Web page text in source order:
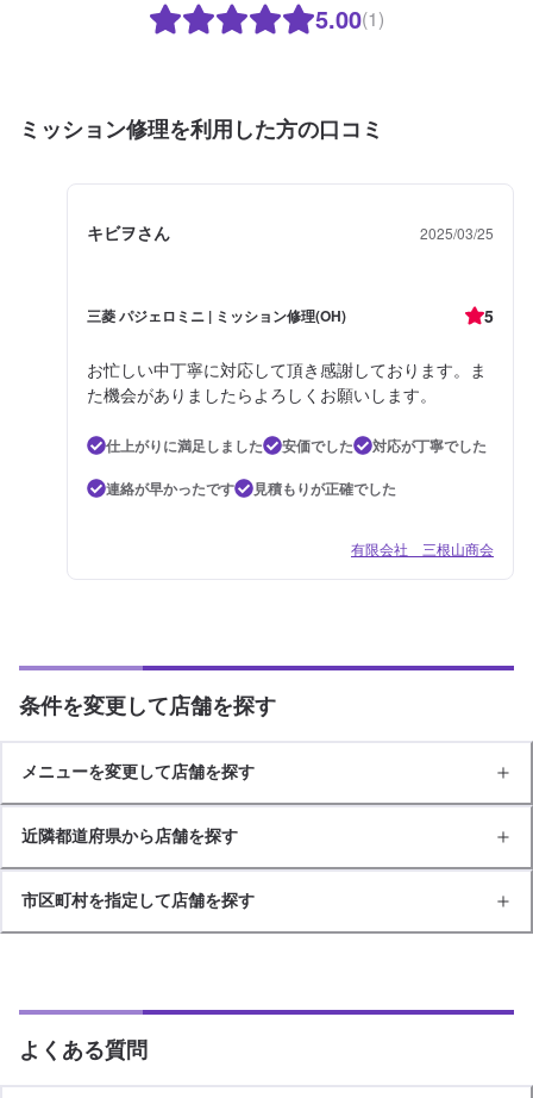
5.00(1)
ミッション修理を利用した方の口コミ
キビヲさん 2025/03/25
三菱 パジェロミニ | ミッション修理(OH) 5
お忙しい中丁寧に対応して頂き感謝しております。ま
た機会がありましたらよろしくお願いします。
仕上がりに満足しました 安価でした
対応が丁寧でした
連絡が早かったです
見積もりが正確でした
有限会社 三根山商会
条件を変更して店舗を探す
メニューを変更して店舗を探す
近隣都道府県から店舗を探す
市区町村を指定して店舗を探す
よくある質問